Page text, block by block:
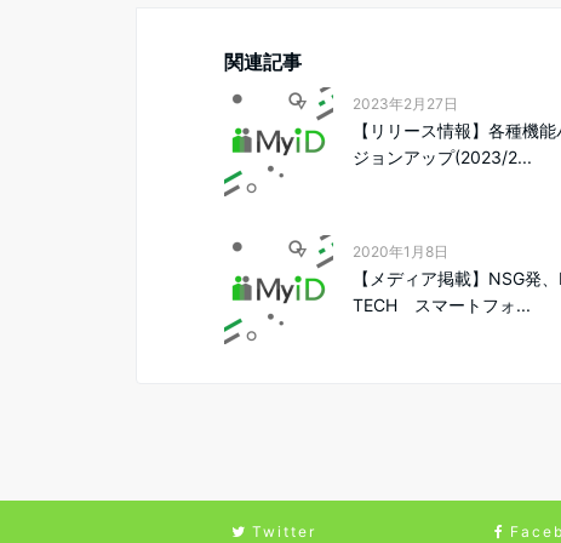
関連記事
2023年2月27日
【リリース情報】各種機能
ジョンアップ(2023/2...
2020年1月8日
【メディア掲載】NSG発
TECH スマートフォ...
Twitter